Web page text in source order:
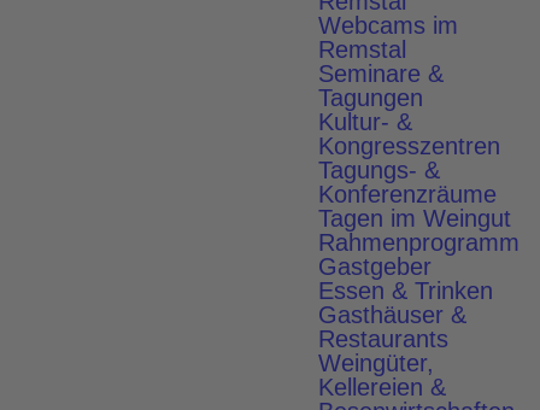
Webcams im
Remstal
Seminare &
Tagungen
Kultur- &
Kongresszentren
Tagungs- &
Konferenzräume
Tagen im Weingut
Rahmenprogramm
Gastgeber
Essen & Trinken
Gasthäuser &
Restaurants
Weingüter,
Kellereien &
Seminare & Tagungen
Team-Erlebnisse im
Die Zugvögel